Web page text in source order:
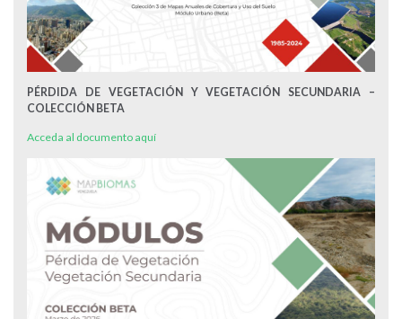
PÉRDIDA DE VEGETACIÓN Y VEGETACIÓN SECUNDARIA –
COLECCIÓN BETA
Acceda al documento aquí